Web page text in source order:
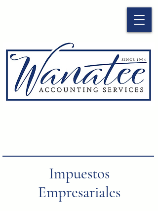
Impuestos
Empresariales